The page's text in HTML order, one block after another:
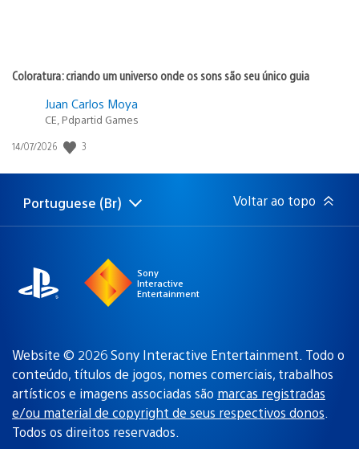
Coloratura: criando um universo onde os sons são seu único guia
Juan Carlos Moya
CE, Pdpartid Games
Data
publicação:
14/07/2026 3
Selecione
Região
Portuguese (Br) Voltar ao topo
Sony
Interactive
Entertainment
Website © 2026 Sony Interactive Entertainment. Todo o
conteúdo, títulos de jogos, nomes comerciais, trabalhos
artísticos e imagens associadas são marcas registradas
e/ou material de copyright de seus respectivos donos.
Todos os direitos reservados.